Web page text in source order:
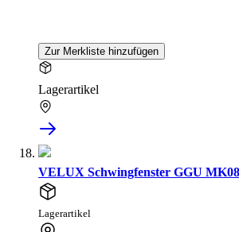
Zur Merkliste hinzufügen
Lagerartikel
VELUX Schwingfenster GGU
Lagerartikel